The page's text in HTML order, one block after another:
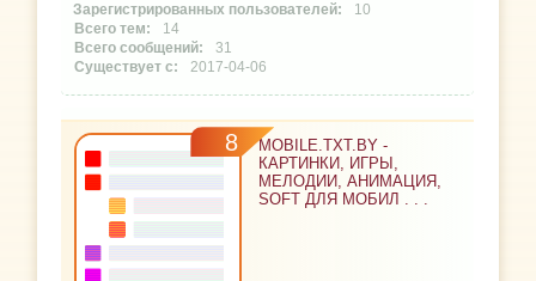
10
14
31
2017-04-06
8
MOBILE.TXT.BY -
КАРТИНКИ, ИГРЫ,
МЕЛОДИИ, АНИМАЦИЯ,
SOFT ДЛЯ МОБИЛ . . .